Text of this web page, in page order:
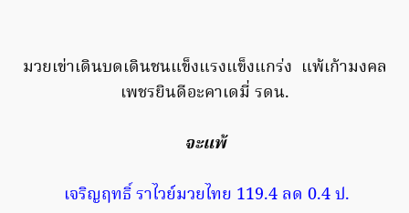
มวยเข่าเดินบดเดินชนแข็งแรงแข็งแกร่ง แพ้เก้ามงคล
เพชรยินดีอะคาเดมี่ รดน.
จะแพ้
เจริญฤทธิ์ ราไวย์มวยไทย 119.4 ลด 0.4 ป.